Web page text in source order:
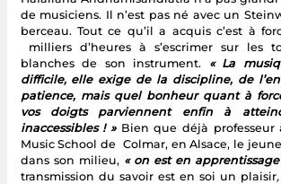
de musiciens. Il n’est pas né avec un
berceau. Tout ce qu’il a acquis c’est à
milliers d’heures à s’escrimer sur les
blanches de son instrument. « La
difficile, elle exige de la discipline, de
patience, mais quel bonheur quant à
vos doigts parviennent enfin à
inaccessibles ! »Bien que déjà professeur
Music School de Colmar, en Alsace, le
dans son milieu, « on est en
transmission du savoir est en soi un plaisir,